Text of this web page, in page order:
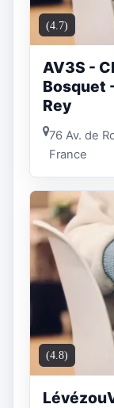
(4.7)
AV3S -
Bosquet
Rey
76 Av. de
France
(4.8)